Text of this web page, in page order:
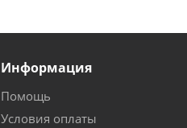
Информация
Помощь
Условия оплаты